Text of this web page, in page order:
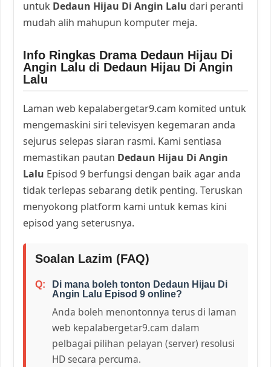
untuk Dedaun Hijau Di Angin Lalu dari peranti
mudah alih mahupun komputer meja.
Info Ringkas Drama Dedaun Hijau Di
Angin Lalu di Dedaun Hijau Di Angin
Lalu
Laman web kepalabergetar9.cam komited untuk
mengemaskini siri televisyen kegemaran anda
sejurus selepas siaran rasmi. Kami sentiasa
memastikan pautan Dedaun Hijau Di Angin
Lalu Episod 9 berfungsi dengan baik agar anda
tidak terlepas sebarang detik penting. Teruskan
menyokong platform kami untuk kemas kini
episod yang seterusnya.
Soalan Lazim (FAQ)
Di mana boleh tonton Dedaun Hijau Di
Angin Lalu Episod 9 online?
Anda boleh menontonnya terus di laman
web kepalabergetar9.cam dalam
pelbagai pilihan pelayan (server) resolusi
HD secara percuma.